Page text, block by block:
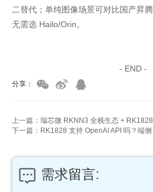
二替代；单纯图像场景可对比国产昇
无需选 Hailo/Orin。
- END -
分享：
需求留言: